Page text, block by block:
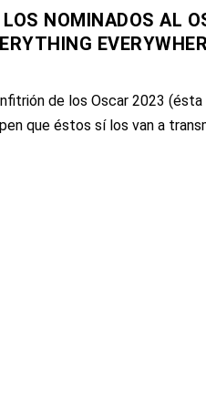
NOMINADOS AL
de los Oscar 2023
que éstos sí los van a